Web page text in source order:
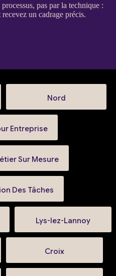
processus, pas par la technique :
un cadrageprécis.
Nord
Entreprise
Sur Mesure
Des Tâches
Lys-lez-Lannoy
Croix